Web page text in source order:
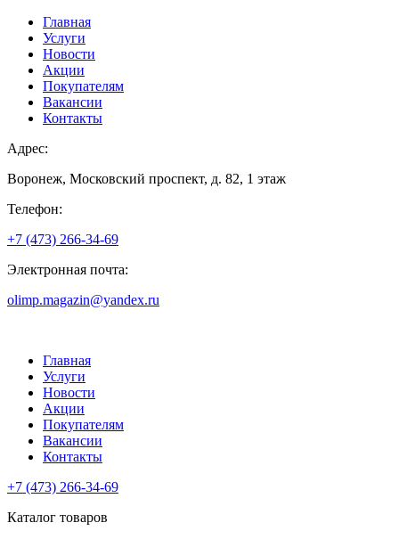
Главная
Услуги
Новости
Акции
Покупателям
Вакансии
Контакты
Адрес:
Воронеж, Московский проспект, д. 82, 1 этаж
Телефон:
+7 (473) 266-34-69
Электронная почта:
olimp.magazin@yandex.ru
Главная
Услуги
Новости
Акции
Покупателям
Вакансии
Контакты
+7 (473) 266-34-69
Каталог товаров